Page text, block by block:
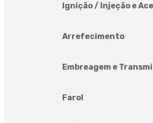
Ignição / Injeção e
Arrefecimento
Embreagem e
Farol